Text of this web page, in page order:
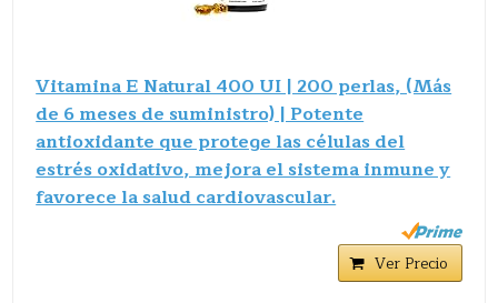
Vitamina E Natural 400 UI | 200 perlas, (Más
de 6 meses de suministro) | Potente
antioxidante que protege las células del
estrés oxidativo, mejora el sistema inmune y
favorece la salud cardiovascular.
Ver Precio